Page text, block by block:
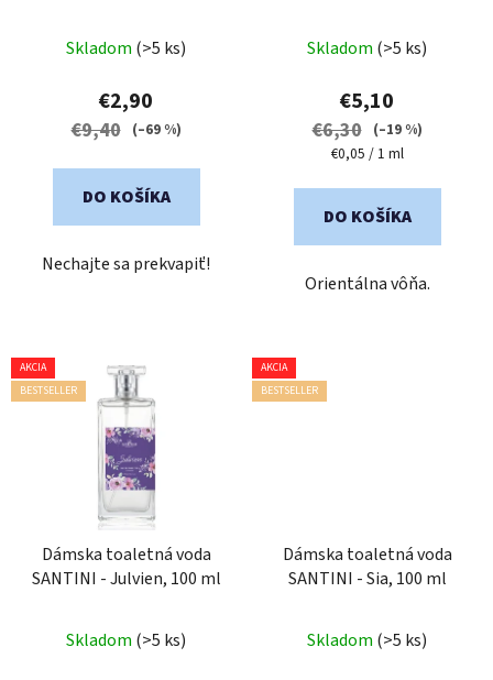
hodnotenie
produktu
je
5
Skladom (>5 ks)
€2,90
€9,40 (–69 %)
DO KOŠÍKA
Nechajte sa prekvapiť!
Skladom (>5 ks)
€5,10
€6,30
(–19 %)
Jednotková
€0,05 / 1 ml
DO KOŠÍKA
Orientálna vôňa.
AKCIA
BESTSELLER
Dámska toaletná voda
SANTINI - Julvien, 100 ml
hodnotenie
Skladom (>5 ks)
AKCIA
BESTSELLER
Dámska toaletná voda
SANTINI - Sia, 100 ml
Skladom (>5 ks)